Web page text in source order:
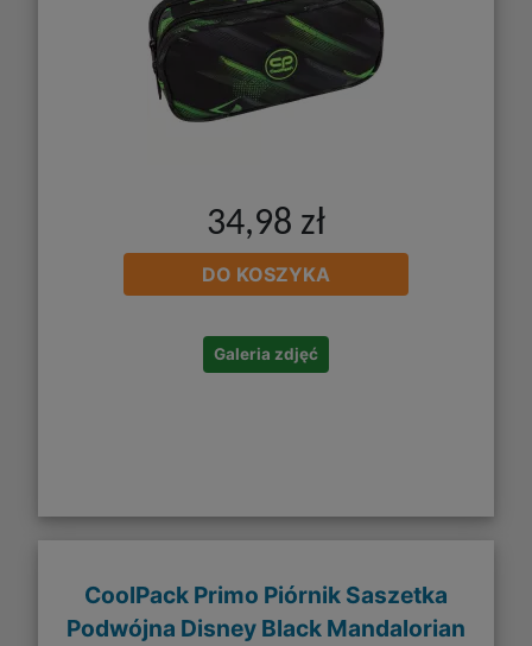
34,98 zł
DO KOSZYKA
Galeria zdjęć
CoolPack Primo Piórnik Saszetka
Podwójna Disney Black Mandalorian